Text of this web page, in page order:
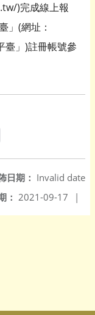
)完成線上報
」(網址：
」)註冊帳號參
日期： Invalid date
： 2021-09-17 |